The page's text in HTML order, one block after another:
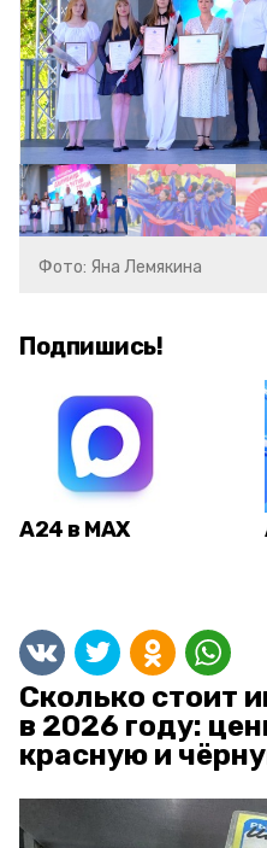
Фото: Яна Лемякина
Подпишись!
А24 в MAX
Сколько стоит
в 2026 году:
красную и